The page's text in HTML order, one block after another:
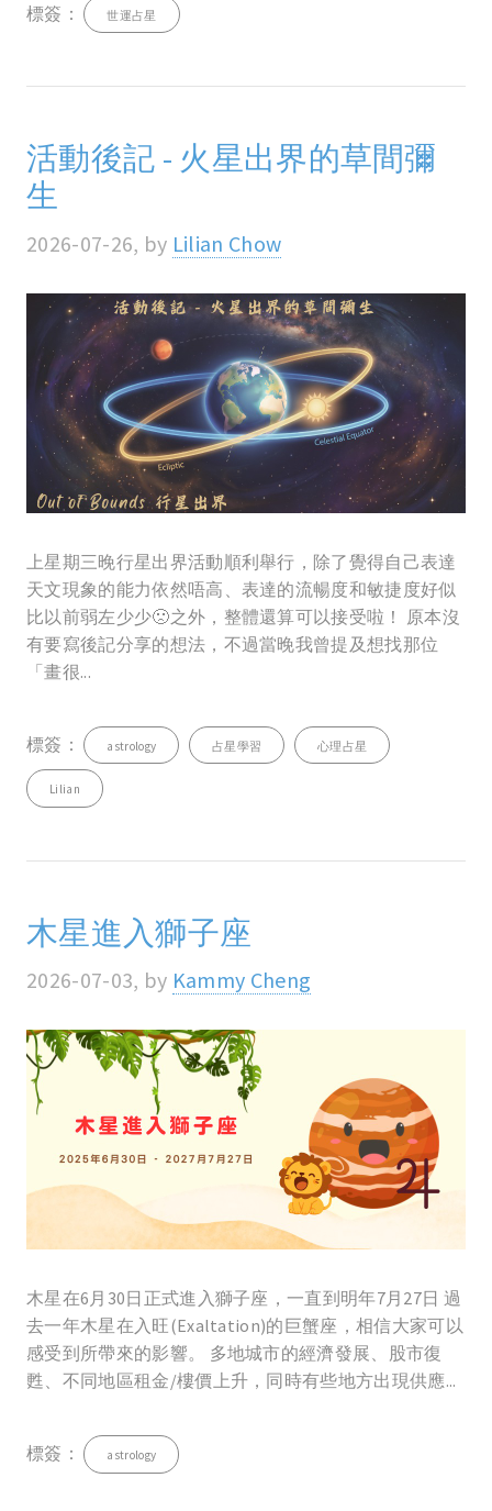
標簽： 世運占星
活動後記 - 火星出界的草間彌
生
2026-07-26, by Lilian Chow
上星期三晚行星出界活動順利舉行，除了覺得自己表達
天文現象的能力依然唔高、表達的流暢度和敏捷度好似
比以前弱左少少🙁之外，整體還算可以接受啦！ 原本沒
有要寫後記分享的想法，不過當晚我曾提及想找那位
「畫很...
標簽： astrology 占星學習 心理占星
Lilian
木星進入獅子座
2026-07-03, by Kammy Cheng
木星在6月30日正式進入獅子座，一直到明年7月27日 過
去一年木星在入旺(Exaltation)的巨蟹座，相信大家可以
感受到所帶來的影響。 多地城市的經濟發展、股市復
甦、不同地區租金/樓價上升，同時有些地方出現供應...
標簽： astrology